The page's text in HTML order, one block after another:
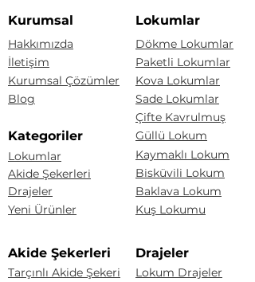
Kurumsal
Hakkımızda
İletişim
Kurumsal Çözümler
Blog
Lokumlar
Dökme Lokumlar
Paketli Lokumlar
Kova Lokumlar
Sade Lokumlar
Çifte Kavrulmuş
Kategoriler
Lokumlar
Akide Şekerleri
Drajeler
Yeni Ürünler
Güllü Lokum
Kaymaklı Lokum
Bisküvili Lokum
Baklava Lokum
Kuş Lokumu
Akide Şekerleri
Tarçınlı Akide Şekeri
Drajeler
Lokum Drajeler